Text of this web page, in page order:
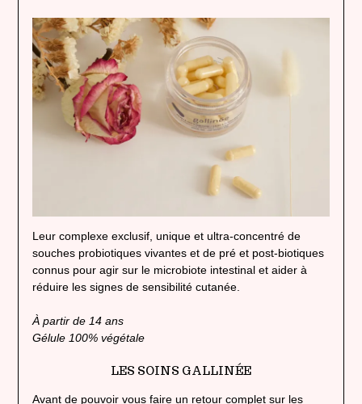
Leur complexe exclusif, unique et ultra-concentré de
souches probiotiques vivantes et de pré et post-biotiques
connus pour agir sur le microbiote intestinal et aider à
réduire les signes de sensibilité cutanée.
À partir de 14 ans
Gélule 100% végétale
LES SOINS GALLINÉE
Avant de pouvoir vous faire un retour complet sur les